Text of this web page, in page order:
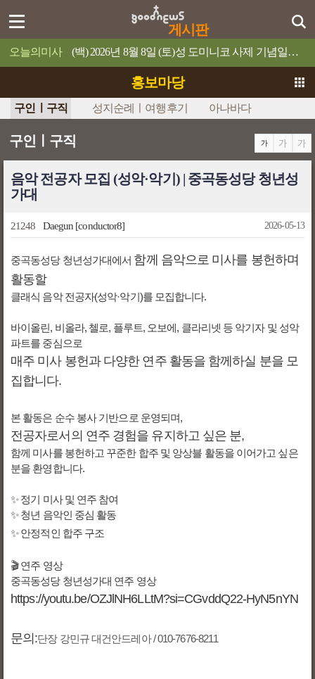
게시판
오늘의미사 (백) 2026년 8월 8일 (토)성 도미니코 사제 기념일믿음이 있으면 너희가 못할 일은 하나도 없을 것이다.
홍보마당
구인ㅣ구직 성지순례ㅣ여행후기 아나바다
구인ㅣ구직
음악 전공자 모집 (성악·악기) | 중곡동성당 청년성
가대
21248 Daegun [conductor8] 2026-05-13
중곡동성당 청년성가대에서 함께 음악으로 미사를 봉헌하며
활동할
클래식 음악 전공자(성악·악기)를 모집합니다.
바이올린, 비올라, 첼로, 플루트, 오보에, 클라리넷 등 악기자 및 성악
파트를 중심으로
매주 미사 봉헌과 다양한 연주 활동을 함께하실 분을 모
집합니다.
본 활동은 순수 봉사 기반으로 운영되며,
전공자로서의 연주 경험을 유지하고 싶은 분,
함께 미사를 봉헌하고 꾸준한 합주 및 앙상블 활동을 이어가고 싶은
분을 환영합니다.
✨ 정기 미사 및 연주 참여
✨ 청년 음악인 중심 활동
✨ 안정적인 합주 구조
🎬 연주 영상
중곡동성당 청년성가대 연주 영상
https://youtu.be/OZJlNH6LLtM?si=CGvddQ22-HyN5nYN
문의:단장 강민규 대건안드레아 / 010-7676-8211